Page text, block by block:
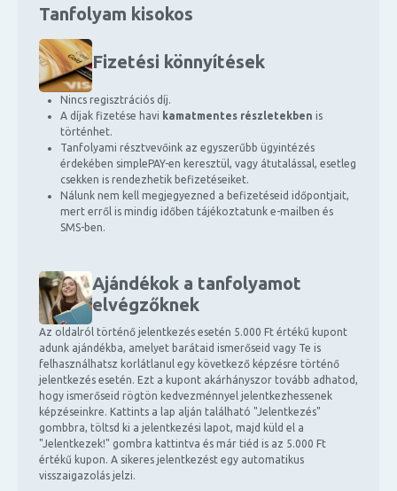
Tanfolyam kisokos
Fizetési könnyítések
Nincs regisztrációs díj.
A díjak fizetése havi kamatmentes részletekben is
történhet.
Tanfolyami résztvevőink az egyszerűbb ügyintézés
érdekében simplePAY-en keresztül, vagy átutalással, esetleg
csekken is rendezhetik befizetéseiket.
Nálunk nem kell megjegyezned a befizetéseid időpontjait,
mert erről is mindig időben tájékoztatunk e-mailben és
SMS-ben.
Ajándékok a tanfolyamot
elvégzőknek
Az oldalról történő jelentkezés esetén 5.000 Ft értékű kupont
adunk ajándékba, amelyet barátaid ismerőseid vagy Te is
felhasználhatsz korlátlanul egy következő képzésre történő
jelentkezés esetén. Ezt a kupont akárhányszor tovább adhatod,
hogy ismerőseid rögtön kedvezménnyel jelentkezhessenek
képzéseinkre. Kattints a lap alján található "Jelentkezés"
gombbra, töltsd ki a jelentkezési lapot, majd küld el a
"Jelentkezek!" gombra kattintva és már tiéd is az 5.000 Ft
értékű kupon. A sikeres jelentkezést egy automatikus
visszaigazolás jelzi.